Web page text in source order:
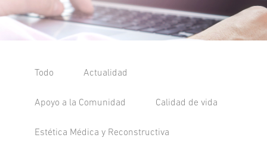
Todo Actualidad
Apoyo a la Comunidad Calidad de vida
Estética Médica y Reconstructiva